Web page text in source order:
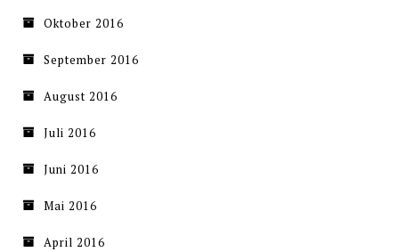
Oktober 2016
September 2016
August 2016
Juli 2016
Juni 2016
Mai 2016
April 2016